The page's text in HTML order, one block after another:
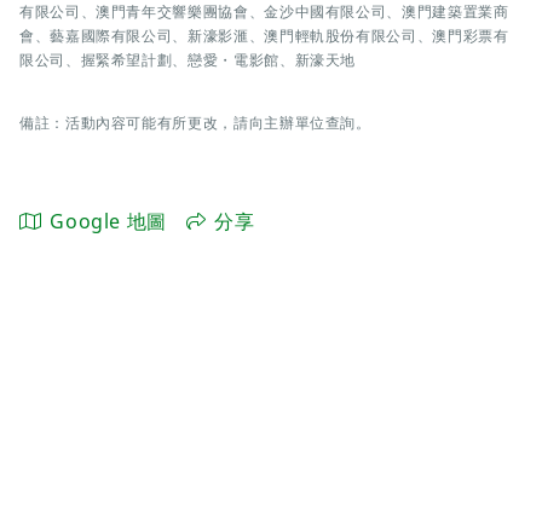
有限公司、澳門青年交響樂團協會、金沙中國有限公司、澳門建築置業商
會、藝嘉國際有限公司、新濠影滙、澳門輕軌股份有限公司、澳門彩票有
限公司、握緊希望計劃、戀愛・電影館、新濠天地
備註：活動內容可能有所更改，請向主辦單位查詢。
Google 地圖 分享